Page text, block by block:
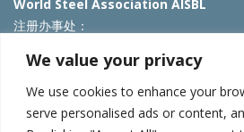
We value your privacy
We use cookies to enhance your
serve personalised ads or content,
World Steel Association AISBL
注册办事处：
T: +32 2 702 89 00 – E: